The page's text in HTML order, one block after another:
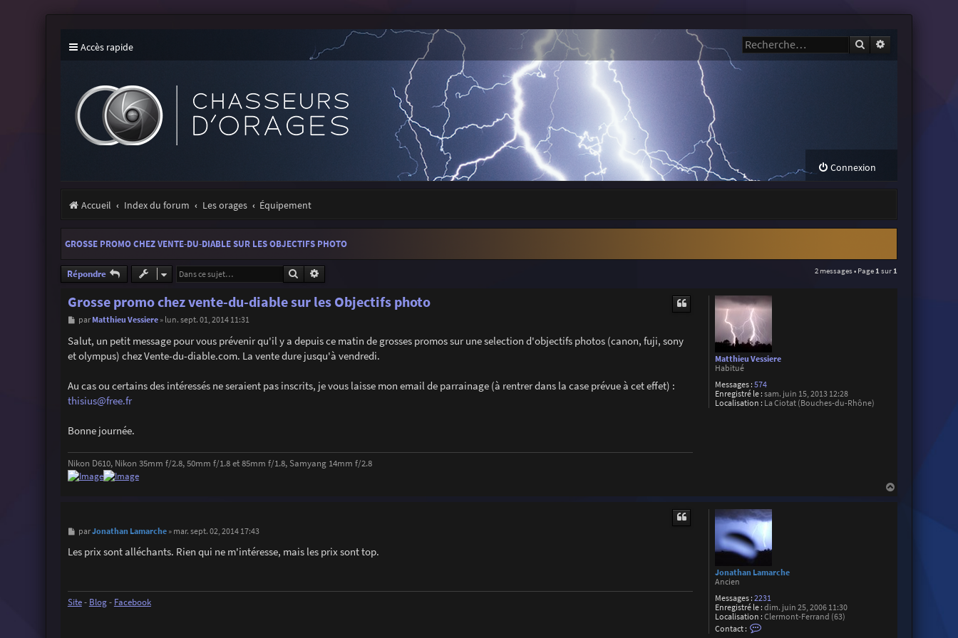
Accès rapide Rechercher
Connexion
Accueil Index du forum Les orages Équipement
GROSSE PROMO CHEZ VENTE-DU-DIABLE SUR LES OBJECTIFS PHOTO
Répondre Rechercher 2 messages • Page 1 sur 1
Matthieu Vessiere
Habitué
Messages : 574
Enregistré le : sam. juin 15, 2013 12:28
Localisation : La Ciotat (Bouches-du-Rhône)
Grosse promo chez vente-du-diable sur les Objectifs photo
M
s
s
a
par Matthieu Vessiere» lun. sept. 01, 2014 11:31
Salut, un petit message pour vous prévenir qu'il y a depuis ce matin de grosses promos sur une selection d'objectifs photos (canon, fuji, sony
et olympus) chez Vente-du-diable.com. La vente dure jusqu'à vendredi.
Au cas ou certains des intéressés ne seraient pas inscrits, je vous laisse mon email de parrainage (à rentrer dans la case prévue à cet effet) :
thisius@free.fr
Bonne journée.
Nikon D610, Nikon 35mm f/2.8, 50mm f/1.8 et 85mm f/1.8, Samyang 14mm f/2.8
Jonathan Lamarche
Ancien
Messages : 2231
Enregistré le : dim. juin 25, 2006 11:30
Localisation : Clermont-Ferrand (63)
Contact :
M
s
s
parJonathan Lamarche» mar. sept. 02, 2014 17:43
Les prix sont alléchants. Rien qui ne m'intéresse, mais les prix sont top.
Site- Blog- Facebook